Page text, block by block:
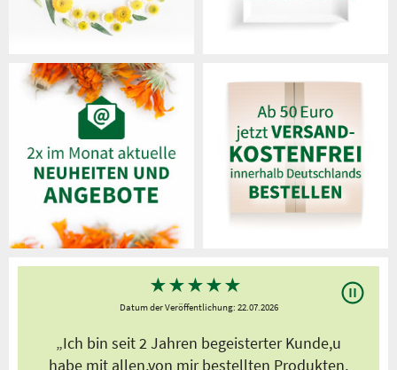
★★★★★
Datum der Veröffentlichung: 22.07.2026
„Ich bin seit 2 Jahren begeisterter Kunde,u
habe mit allen,von mir bestellten Produkten,